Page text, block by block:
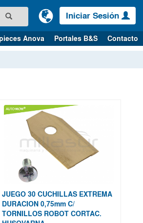
Iniciar Sesión
Anova Portales B&S Contacto
JUEGO 30 CUCHILLAS EXTREMA
DURACION 0,75mm C/
TORNILLOS ROBOT CORTAC.